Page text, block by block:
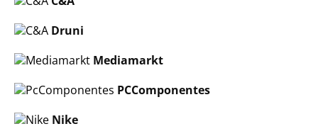
Druni
Mediamarkt
PCComponentes
Nike